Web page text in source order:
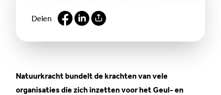
Delen
Natuurkracht bundelt de krachten van vele
organisaties die zich inzetten voor het Geul- en